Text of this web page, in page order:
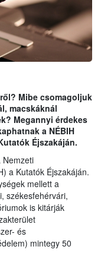
Mibe csomagoljuk
macskáknál
Megannyi érdekes
a NÉBIH
Éjszakáján.
Nemzeti
a Kutatók Éjszakáján.
mellett a
székesfehérvári,
is kitárják
és
mintegy 50